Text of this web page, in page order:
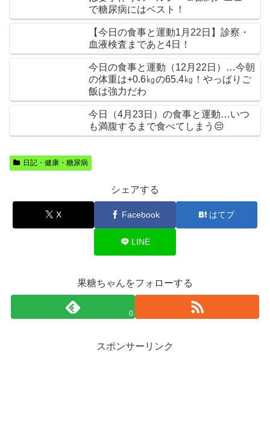
で糖尿病にはベスト！
【今日の食事と運動1月22日】診察・
血液検査まであと4日！
今日の食事と運動（12月22日）…今朝
の体重は+0.6㎏の65.4㎏！やっぱりご
飯は強力だわ
今日（4月23日）の食事と運動…いつ
も満腹するまで食べてしまう😔
日記・健康・糖尿病
シェアする
X Facebook はてブ
LINE
果糖ちゃんをフォローする
0
スポンサーリンク